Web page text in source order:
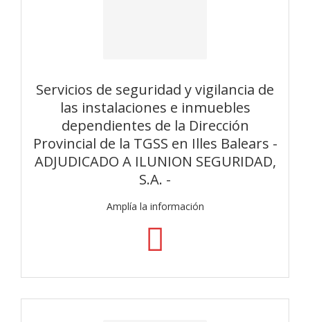
Servicios de seguridad y vigilancia de
las instalaciones e inmuebles
dependientes de la Dirección
Provincial de la TGSS en Illes Balears -
ADJUDICADO A ILUNION SEGURIDAD,
S.A. -
Amplía la información